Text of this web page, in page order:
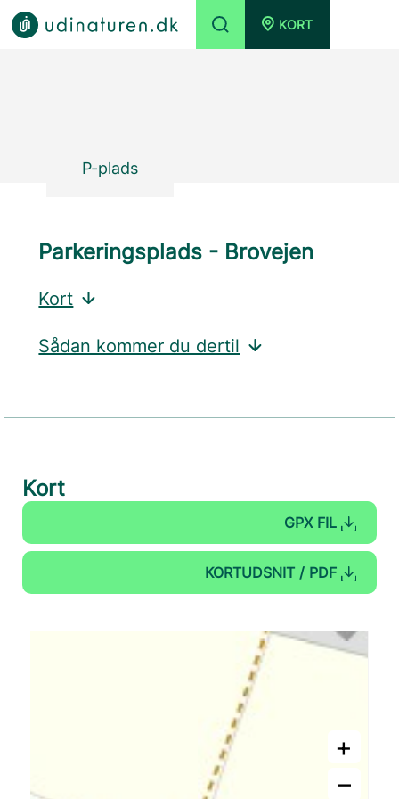
KORT
P-plads
Parkeringsplads - Brovejen
Kort
Sådan kommer du dertil
Kort
GPX FIL
KORTUDSNIT / PDF
+
–